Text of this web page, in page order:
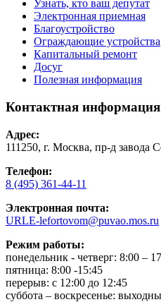
Узнать, кто ваш депутат
Электронная приемная
Благоустройство
Ограждающие устройства
Капитальный ремонт
Досуг
Полезная информация
Контактная информация
Адрес:
111250, г. Москва, пр-д завода
Телефон:
8 (495) 361-44-11
Электронная почта:
URLE-lefortovom@puvao.mos.ru
Режим работы:
понедельник - четверг: 8:00 –
пятница: 8:00 -15:45
перерыв: с 12:00 до 12:45
суббота – воскресенье: